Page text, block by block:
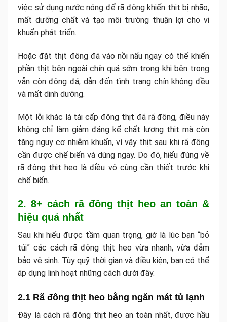
việc sử dụng nước nóng để rã đông khiến thịt bị nhão,
mất dưỡng chất và tạo môi trường thuận lợi cho vi
khuẩn phát triển.
Hoặc đặt thịt đông đá vào nồi nấu ngay có thể khiến
phần thịt bên ngoài chín quá sớm trong khi bên trong
vẫn còn đông đá, dẫn đến tình trạng chín không đều
và mất dinh dưỡng.
Một lỗi khác là tái cấp đông thịt đã rã đông, điều này
không chỉ làm giảm đáng kể chất lượng thịt mà còn
tăng nguy cơ nhiễm khuẩn, vì vậy thịt sau khi rã đông
cần được chế biến và dùng ngay. Do đó, hiểu đúng về
rã đông thịt heo là điều vô cùng cần thiết trước khi
chế biến.
2. 8+ cách rã đông thịt heo an toàn &
hiệu quả nhất
Sau khi hiểu được tầm quan trọng, giờ là lúc bạn “bỏ
túi” các cách rã đông thịt heo vừa nhanh, vừa đảm
bảo vệ sinh. Tùy quỹ thời gian và điều kiện, bạn có thể
áp dụng linh hoạt những cách dưới đây.
2.1 Rã đông thịt heo bằng ngăn mát tủ lạnh
Đây là cách rã đông thịt heo an toàn nhất, được hầu